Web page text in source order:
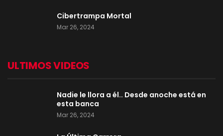
Cibertrampa Mortal
Mar 26, 2024
ULTIMOS VIDEOS
Nadie le llora a él.. Desde anoche está en
esta banca
Mar 26, 2024